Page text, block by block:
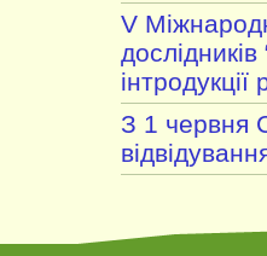
V
З 1 червня